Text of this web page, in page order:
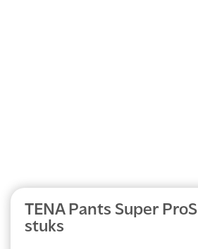
TENA Pants Super
stuks